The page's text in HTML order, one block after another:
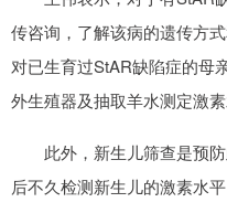
传咨询，了解该病的遗传方
对已生育过StAR缺陷症的母
外生殖器及抽取羊水测定激素
此外，新生儿筛查是预防
后不久检测新生儿的激素水